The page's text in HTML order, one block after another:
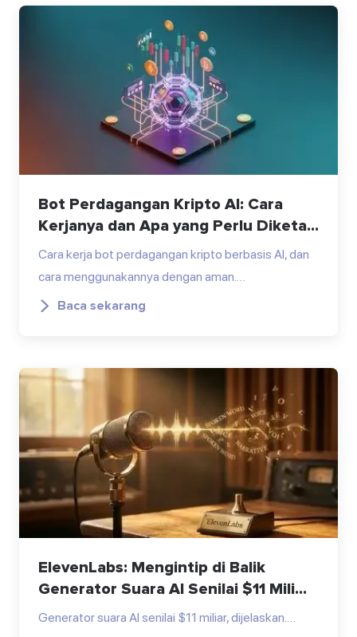
Bot Perdagangan Kripto AI: Cara
Kerjanya dan Apa yang Perlu Diketa...
Cara kerja bot perdagangan kripto berbasis AI, dan
cara menggunakannya dengan aman.…
Baca sekarang
ElevenLabs: Mengintip di Balik
Generator Suara AI Senilai $11 Mili...
Generator suara AI senilai $11 miliar, dijelaskan.…